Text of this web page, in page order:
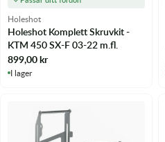
Holeshot
Holeshot Komplett Skruvkit -
KTM 450 SX-F 03-22 m.fl.
899,00kr
I lager